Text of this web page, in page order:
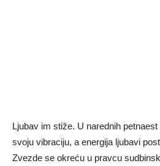
Ljubav im stiže. U narednih
svoju vibraciju, a energija ljubavi
Zvezde se okreću u pravcu